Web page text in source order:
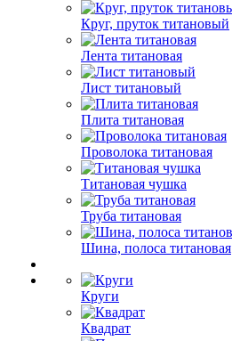
Круг, пруток титановый
Лента титановая
Лист титановый
Плита титановая
Проволока титановая
Титановая чушка
Труба титановая
Шина, полоса титановая
Круги
Квадрат